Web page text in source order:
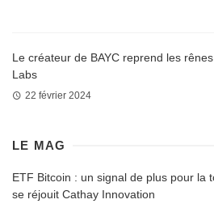
Le créateur de BAYC reprend les
Labs
22 février 2024
LE MAG
ETF Bitcoin : un signal de plus pour la
se réjouit Cathay Innovation